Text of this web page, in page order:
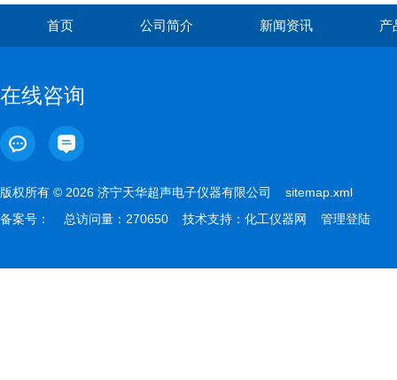
首页 公司简介 新闻资讯 产
在线咨询
版权所有 © 2026 济宁天华超声电子仪器有限公司 sitemap.xml
备案号：
总访问量：270650 技术支持： 化工仪器网 管理登陆